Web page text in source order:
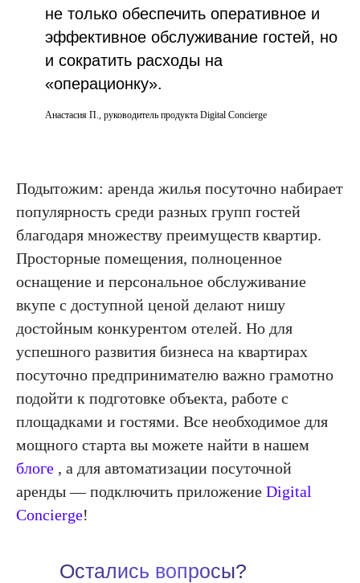
не только обеспечить оперативное и
эффективное обслуживание гостей, но
и сократить расходы на
«операционку».
Анастасия П., руководитель продукта Digital Concierge
Подытожим: аренда жилья посуточно набирает
популярность среди разных групп гостей
благодаря множеству преимуществ квартир.
Просторные помещения, полноценное
оснащение и персональное обслуживание
вкупе с доступной ценой делают нишу
достойным конкурентом отелей. Но для
успешного развития бизнеса на квартирах
посуточно предпринимателю важно грамотно
подойти к подготовке объекта, работе с
площадками и гостями. Все необходимое для
мощного старта вы можете найти в нашем
блоге , а для автоматизации посуточной
аренды — подключить приложение Digital
Concierge!
Остались вопросы?